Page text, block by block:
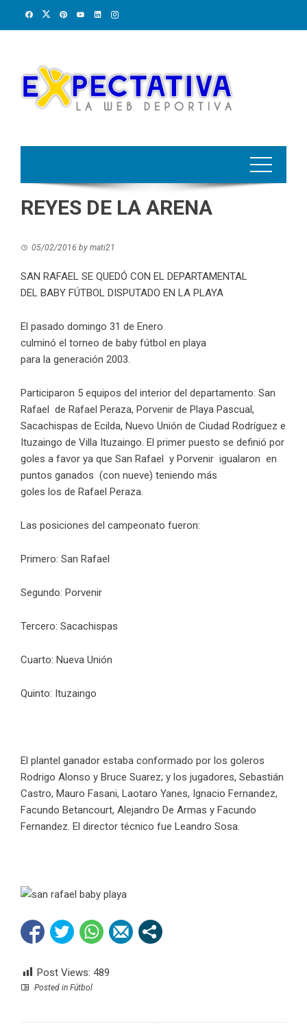
REYES DE LA ARENA
05/02/2016 by mati21
SAN RAFAEL SE QUEDÓ CON EL DEPARTAMENTAL
DEL BABY FÚTBOL DISPUTADO EN LA PLAYA
El pasado domingo 31 de Enero
culminó el torneo de baby fútbol en playa
para la generación 2003.
Participaron 5 equipos del interior del departamento: San
Rafael de Rafael Peraza, Porvenir de Playa Pascual,
Sacachispas de Ecilda, Nuevo Unión de Ciudad Rodríguez e
Ituzaingo de Villa Ituzaingo. El primer puesto se definió por
goles a favor ya que San Rafael y Porvenir igualaron en
puntos ganados (con nueve) teniendo más
goles los de Rafael Peraza.
Las posiciones del campeonato fueron:
Primero: San Rafael
Segundo: Porvenir
Tercero: Sacachispas
Cuarto: Nueva Unión
Quinto: Ituzaingo
El plantel ganador estaba conformado por los goleros
Rodrigo Alonso y Bruce Suarez; y los jugadores, Sebastián
Castro, Mauro Fasani, Laotaro Yanes, Ignacio Fernandez,
Facundo Betancourt, Alejandro De Armas y Facundo
Fernandez. El director técnico fue Leandro Sosa.
Post Views: 489
Posted in Fútbol